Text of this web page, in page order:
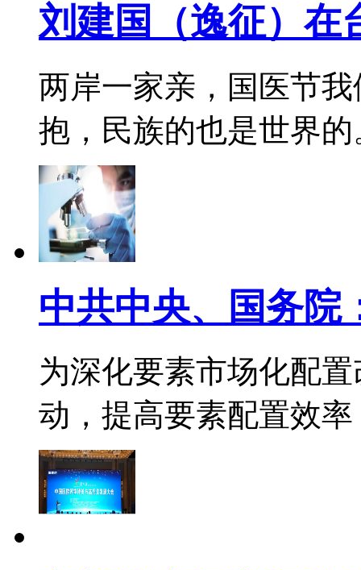
刘建国（逸征）在
两岸一家亲，国医节
抱，民族的也是世界的
中共中央、国务院
为深化要素市场化配
动，提高要素配置效